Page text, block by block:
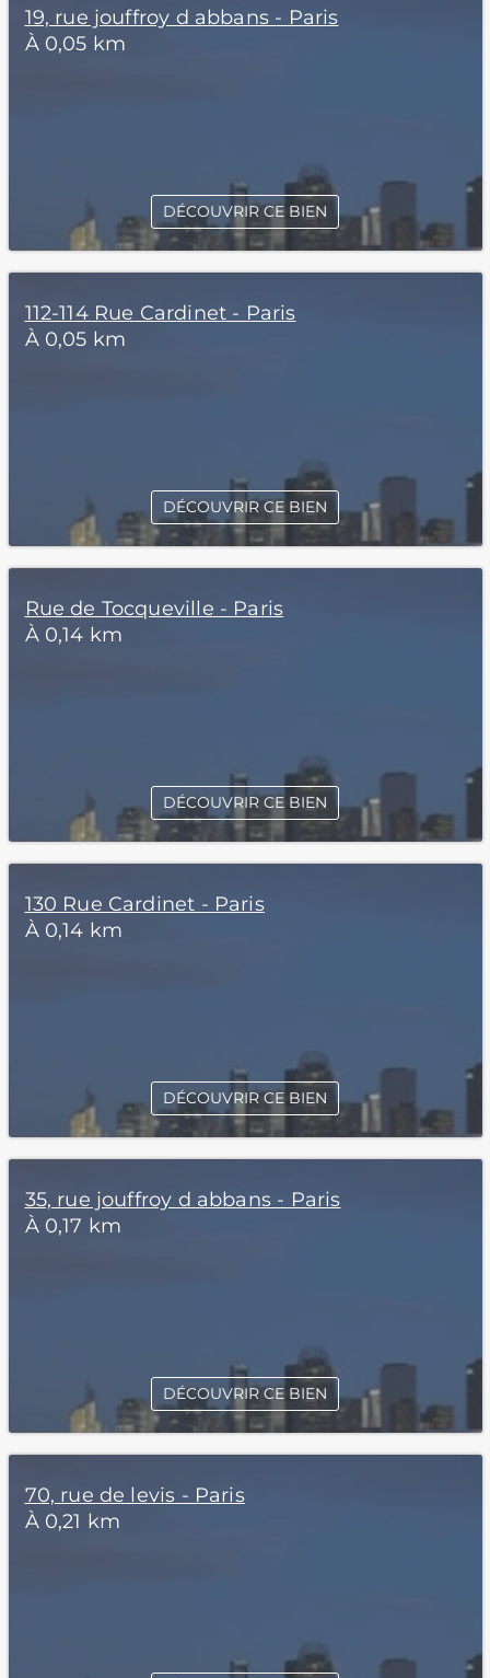
19, rue jouffroy d abbans - Paris
À 0,05 km
DÉCOUVRIR CE BIEN
112-114 Rue Cardinet - Paris
À 0,05 km
DÉCOUVRIR CE BIEN
Rue de Tocqueville - Paris
À 0,14 km
DÉCOUVRIR CE BIEN
130 Rue Cardinet - Paris
À 0,14 km
DÉCOUVRIR CE BIEN
35, rue jouffroy d abbans - Paris
À 0,17 km
DÉCOUVRIR CE BIEN
70, rue de levis - Paris
À 0,21 km